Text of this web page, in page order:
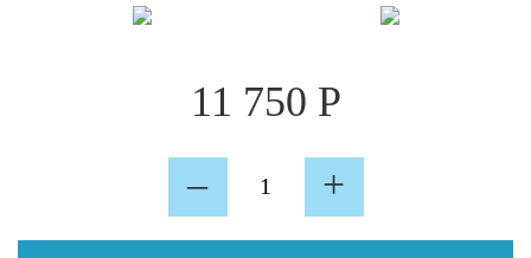
11 750 Р
–
Time
+